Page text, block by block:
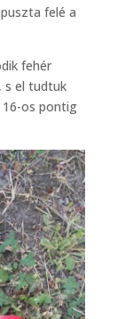
felé a
fehér
s el tudtuk
16-os pontig